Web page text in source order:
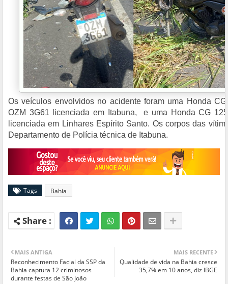
Os veículos envolvidos no acidente foram uma Honda
OZM 3G61 licenciada em Itabuna, e uma Honda CG
licenciada em Linhares Espírito Santo. Os corpos das
Departamento de Polícia técnica de Itabuna.
Tags Bahia
MAIS RECENTE
Qualidade de vida na Bahia cresce
35,7% em 10 anos, diz IBGE
MAIS ANTIGA
Reconhecimento Facial da SSP da
Bahia captura 12 criminosos
durante festas de São João